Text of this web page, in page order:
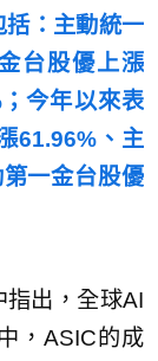
：主動統一
台股優上漲
今年以來表
61.96%、主
一金台股優
指出，全球AI
，ASIC的成